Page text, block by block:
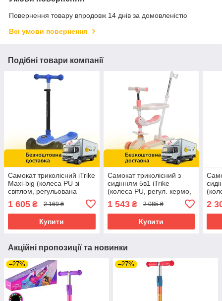
Повернення товару впродовж 14 днів за домовленістю
Всі умови повернення
Подібні товари компанії
Самокат триколісний iTrike
Maxi-big (колеса PU зі
світлом, регульована
висота керма) 8899-blue
Синій
1 605 ₴ 2 169 ₴
Купити
Самокат триколісний з
сидінням 5в1 iTrike
(колеса PU, регул. кермо,
світло, музика) JR3-186-P
Біло-рожевий
1 543₴ 2 085 ₴
Купити
2
Акційні пропозиції та новинки
–27% –27%